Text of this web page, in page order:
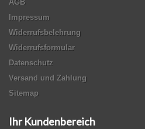
AGB
Impressum
Widerrufsbelehrung
Widerrufsformular
Datenschutz
Versand und Zahlung
Sitemap
Ihr Kundenbereich